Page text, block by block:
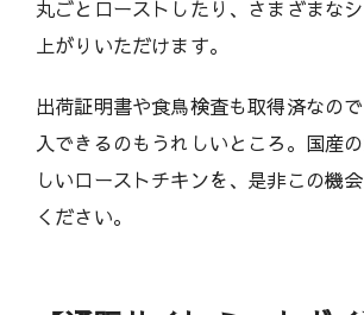
丸ごとローストしたり、さまざまな
上がりいただけます。
出荷証明書や食鳥検査も取得済なの
入できるのもうれしいところ。国産
しいローストチキンを、是非この機
ください。